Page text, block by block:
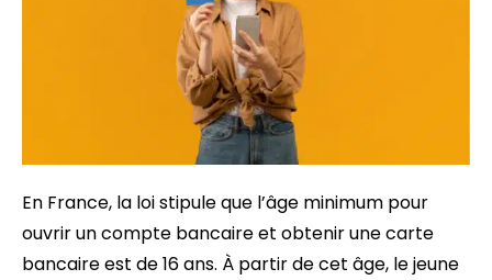
En France, la loi stipule que l’âge minimum pour
ouvrir un compte bancaire et obtenir une carte
bancaire est de 16 ans. À partir de cet âge, le jeune